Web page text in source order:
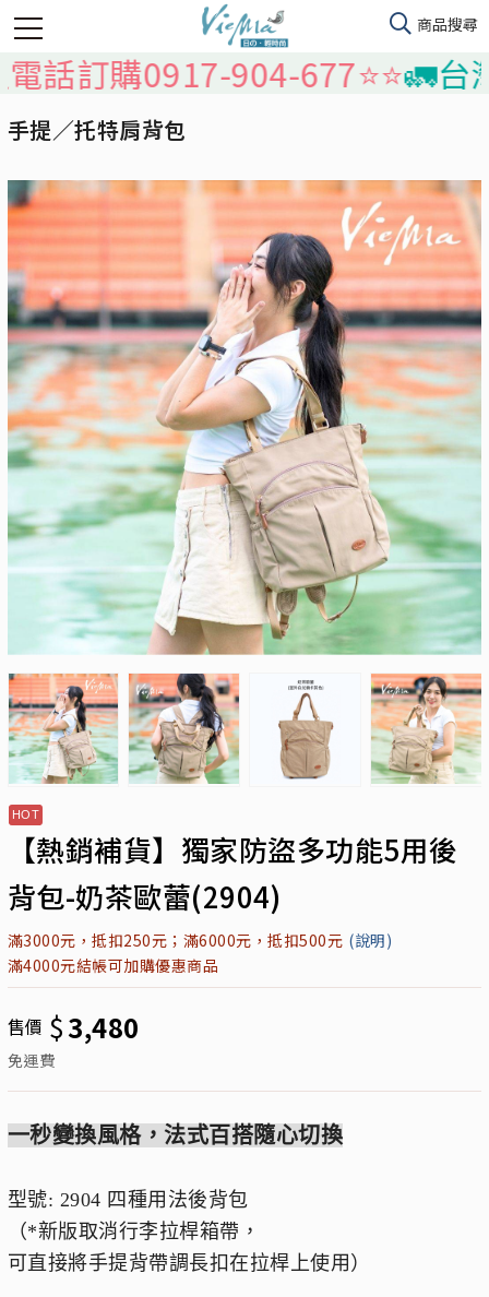
購0917-904-677⭐️⭐️🚛台灣本
手提／托特肩背包
【熱銷補貨】獨家防盜多功能5用後
背包-奶茶歐蕾(2904)
滿3000元，抵扣250元；滿6000元，抵扣500元 (說明)
滿4000元結帳可加購優惠商品
售價 $3,480
免運費
一秒變換風格，法式百搭隨心切換
型號: 2904 四種用法後背包
（*新版取消行李拉桿箱帶，
可直接將手提背帶調長扣在拉桿上使用）